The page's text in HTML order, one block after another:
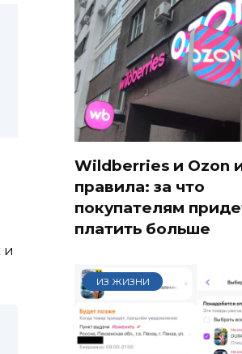
и
Wildberries и Ozon
правила: за что
покупателям
платить больше
ИЗ ЖИЗНИ